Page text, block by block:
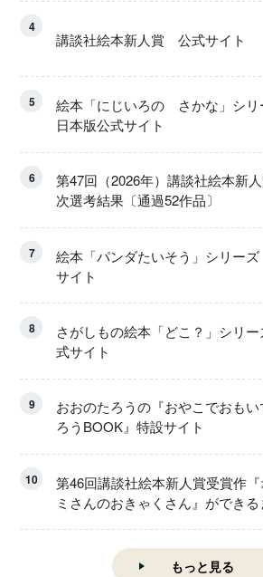
4
講談社絵本新人賞 公式サイト
5
絵本「にじいろの さかな」シ
日本版公式サイト
6
第47回（2026年）講談社絵本新
次選考結果〔通過52作品〕
7
絵本「パンダたいそう」シリー
サイト
8
さがしもの絵本「どこ？」シリ
式サイト
9
おおのたろうの『おやこでおもい
ろうBOOK』特設サイト
10
第46回講談社絵本新人賞受賞作『
ミさんのおきゃくさん』ができ
もっと見る